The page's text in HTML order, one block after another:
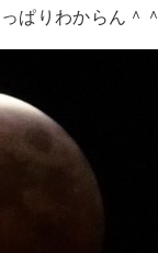
ぱりわからん＾